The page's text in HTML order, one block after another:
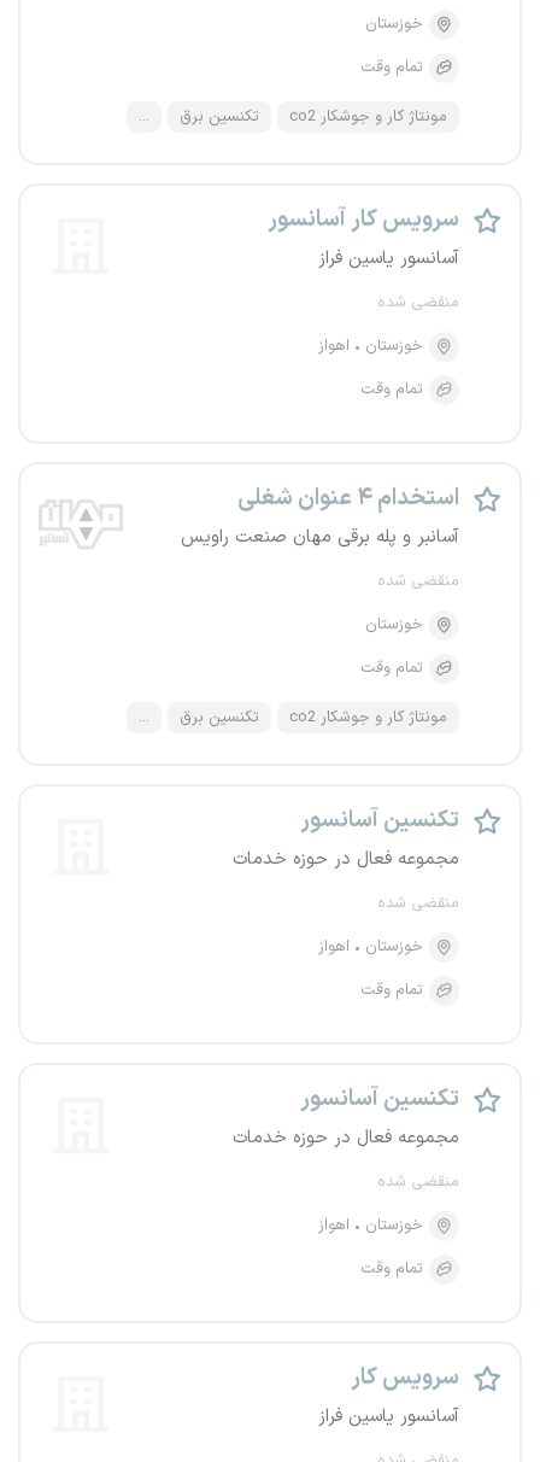
خوزستان
تمام وقت
مونتاژ کار و جوشکار co2 تکنسین برق ...
سرویس کار آسانسور
آسانسور یاسین فراز
منقضی شده
خوزستان
اهواز
تمام وقت
استخدام ۴ عنوان شغلی
آسانبر و پله برقی مهان صنعت راویس
منقضی شده
خوزستان
تمام وقت
مونتاژ کار و جوشکار co2 تکنسین برق ...
تکنسین آسانسور
مجموعه فعال در حوزه خدمات
منقضی شده
خوزستان
اهواز
تمام وقت
تکنسین آسانسور
مجموعه فعال در حوزه خدمات
منقضی شده
خوزستان
اهواز
تمام وقت
سرویس کار
آسانسور یاسین فراز